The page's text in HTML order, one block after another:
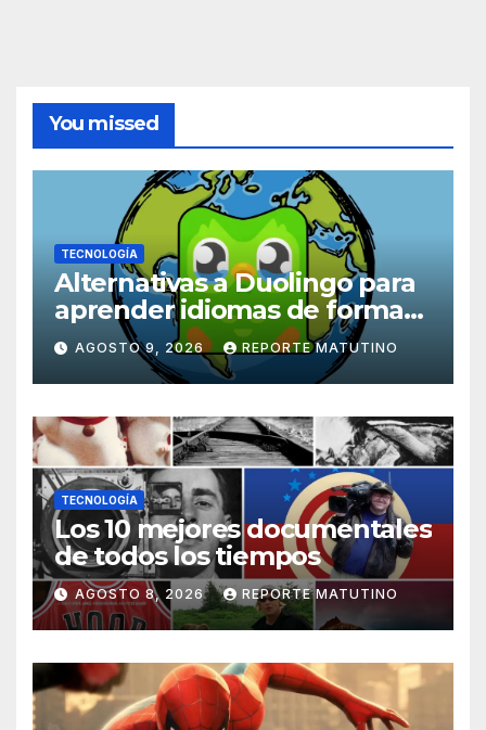
You missed
TECNOLOGÍA
Alternativas a Duolingo para
aprender idiomas de forma
práctica, inmersiva y divertida
AGOSTO 9, 2026 REPORTE MATUTINO
TECNOLOGÍA
Los 10 mejores documentales
de todos los tiempos
AGOSTO 8, 2026 REPORTE MATUTINO